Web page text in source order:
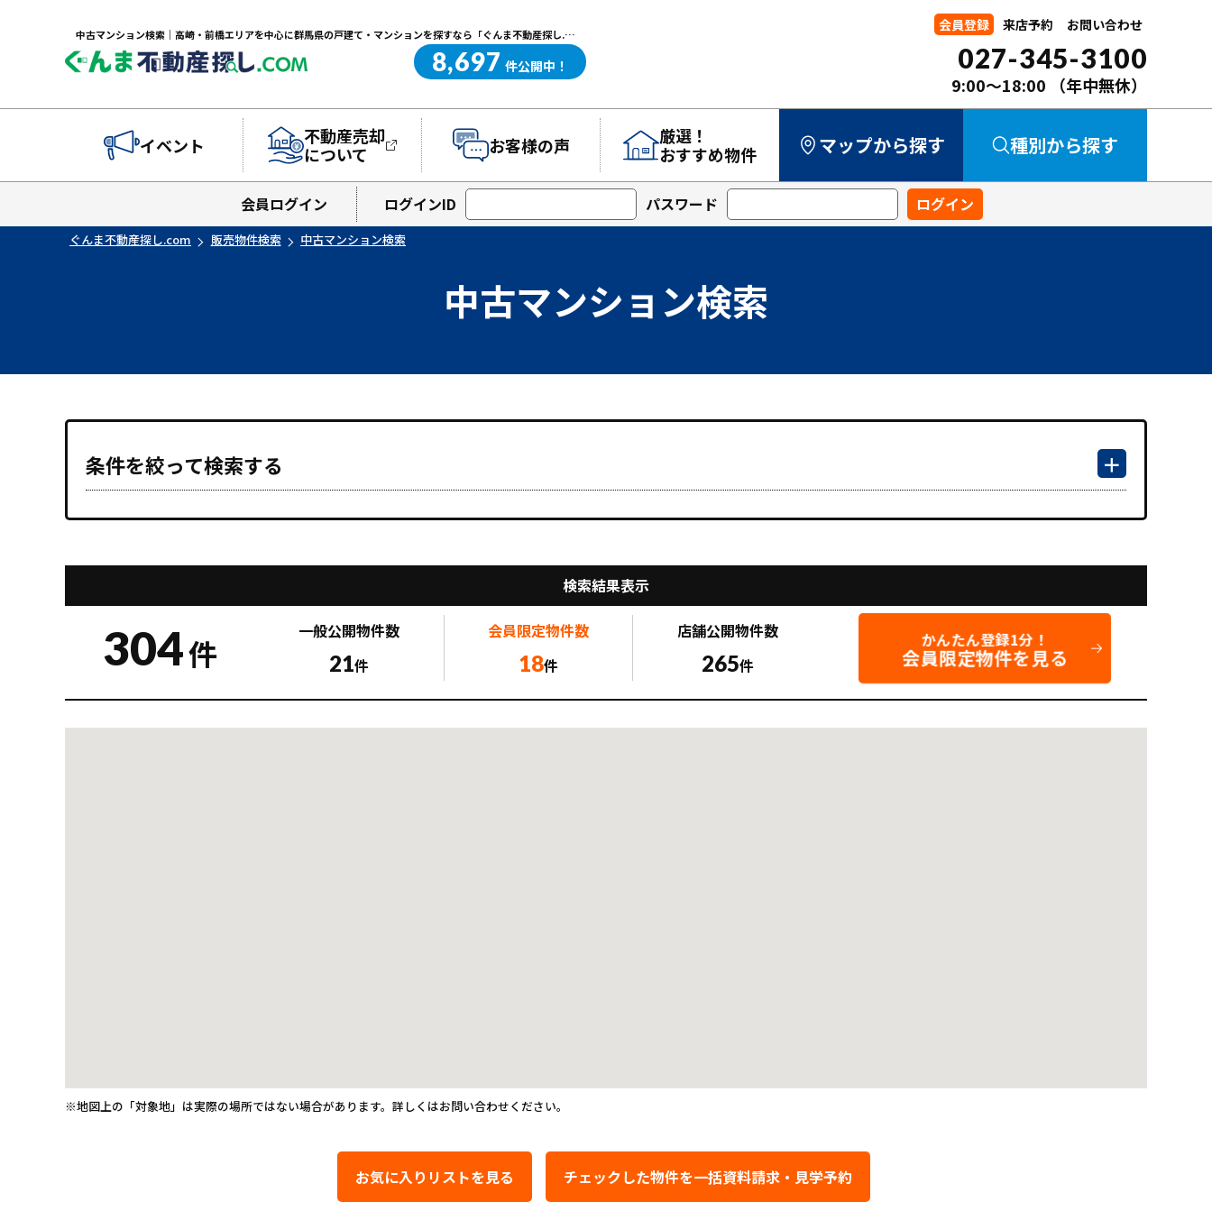
中古マンション検索｜高崎・前橋エリアを中心に群馬県の戸建て・マンションを探すなら「ぐんま不動産探し.com」
ぐんま不動産探し.com
8,697 件公開中！
会員登録 来店予約 お問い合わせ
027-345-3100
9:00～18:00 （年中無休）
イベント
不動産売却
について
お客様の声
厳選！
おすすめ物件
マップから探す 種別から探す
中古一戸建て
新築一戸建て
中古マンション
土地
事業用
会員ログイン ログインID パスワード
ぐんま不動産探し.com 販売物件検索 中古マンション検索
中古マンション検索
条件を絞って検索する
検索結果表示
304件
一般公開物件数
21件
会員限定物件数
18件
店舗公開物件数
265件
かんたん登録1分！
会員限定物件を見る
※地図上の「対象地」は実際の場所ではない場合があります。詳しくはお問い合わせください。
お気に入りリストを見る